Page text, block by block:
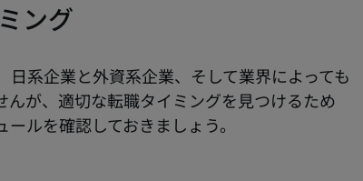
ング
系企業と外資系企業、そして業界によっても
が、適切な転職タイミングを見つけるため